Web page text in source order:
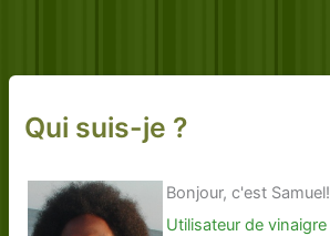
Qui suis-je ?
Bonjour, c'est Samuel!
Utilisateur de vinaigre